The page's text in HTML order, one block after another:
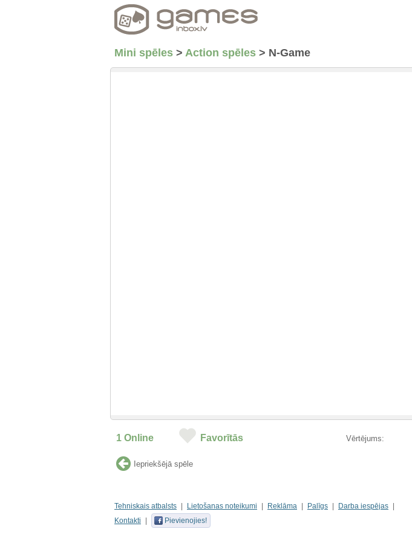
Mini spēles > Action spēles > N-Game
1 Online Favorītās Vērtējums:
Iepriekšējā spēle
Tehniskais atbalsts Lietošanas noteikumi Reklāma Palīgs
Darba iespējas
Kontakti
Pievienojies!